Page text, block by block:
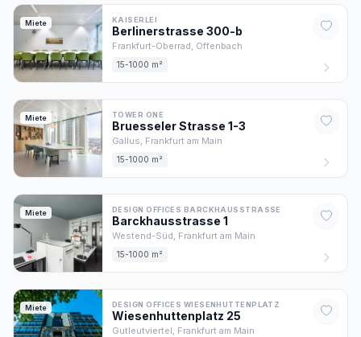
Miete KAISERLEI
Berlinerstrasse 300-b
Frankfurt-Oberrad, Offenbach
15-1000 m²
Miete TOWER ONE
Bruesseler Strasse 1-3
Gallus, Frankfurt am Main
15-1000 m²
Miete DESIGN OFFICES BARCKHAUSSTRASSE
Barckhausstrasse 1
Westend-Süd, Frankfurt am Main
15-1000 m²
Miete DESIGN OFFICES WIESENHUTTENPLATZ
Wiesenhuttenplatz 25
Gutleutviertel, Frankfurt am Main